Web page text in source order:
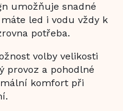
umožňuje snadné
led i vodu vždy k
potřeba.
volby velikosti
provoz a pohodlné
komfort při